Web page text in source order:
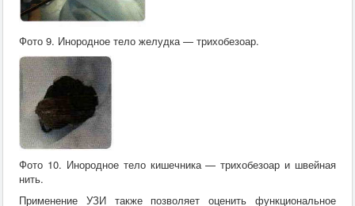
Фото 9. Инородное тело желудка — трихобезоар.
Фото 10. Инородное тело кишечника — трихобезоар и швейная
нить.
Применение УЗИ также позволяет оценить функциональное